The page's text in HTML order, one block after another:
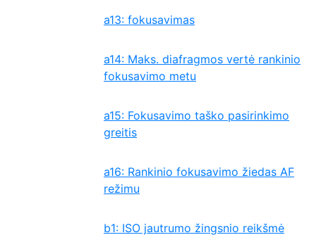
a13: fokusavimas
a14: Maks. diafragmos vertė rankinio
fokusavimo metu
a15: Fokusavimo taško pasirinkimo
greitis
a16: Rankinio fokusavimo žiedas AF
režimu
b1: ISO jautrumo žingsnio reikšmė